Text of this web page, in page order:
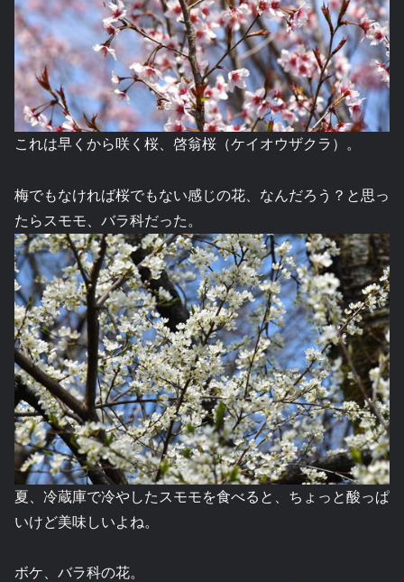
これは早くから咲く桜、啓翁桜（ケイオウザクラ）。
梅でもなければ桜でもない感じの花、なんだろう？と思っ
たらスモモ、バラ科だった。
夏、冷蔵庫で冷やしたスモモを食べると、ちょっと酸っぱ
いけど美味しいよね。
ボケ、バラ科の花。